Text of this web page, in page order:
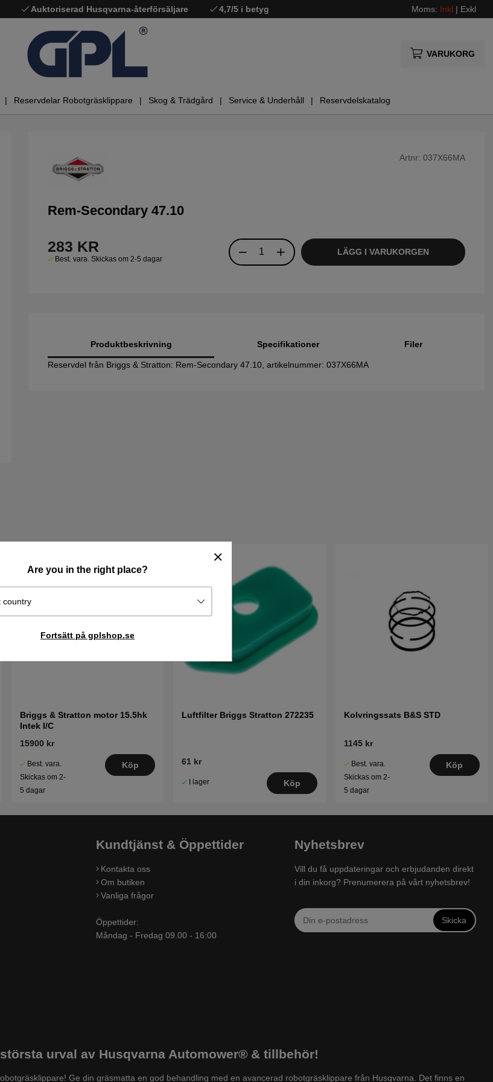
Auktoriserad Husqvarna-återförsäljare 4,7/5 i betyg Moms: Inkl | Exkl
VARUKORG
Reservdelar Robotgräsklippare Skog & Trädgård Service & Underhåll Reservdelskatalog
Are you in the right place?
country
Fortsätt på gplshop.se
Artnr: 037X66MA
Rem-Secondary 47.10
283 KR
Best. vara. Skickas om 2-5 dagar
LÄGG I VARUKORGEN
Produktbeskrivning
Reservdel från Briggs & Stratton: Rem-Secondary 47.10, artikelnummer: 037X66MA
Specifikationer Filer
Briggs & Stratton motor 15.5hk
Intek I/C
15900 kr
Best. vara.
Skickas om 2-
5 dagar
Köp
Luftfilter Briggs Stratton 272235
61 kr
I lager Köp
Kolvringssats B&S STD
1145 kr
Best. vara.
Skickas om 2-
5 dagar
Köp
Kundtjänst & Öppettider
Kontakta oss
Om butiken
Vanliga frågor
Öppettider:
Måndag - Fredag 09.00 - 16:00
Nyhetsbrev
Vill du få uppdateringar och erbjudanden direkt
i din inkorg? Prenumerera på vårt nyhetsbrev!
Skicka
urval av Husqvarna Automower® & tillbehör!
Ge din gräsmatta en god behandling med en avancerad robotgräsklippare från Husqvarna. Det finns en